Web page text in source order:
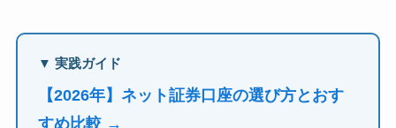
▼ 実践ガイド
【2026年】ネット証券口座の選び方とおす
すめ比較 →